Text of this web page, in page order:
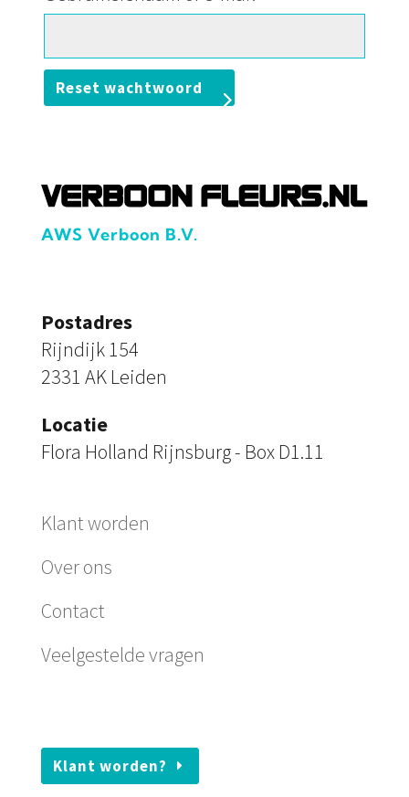
Reset wachtwoord
AWS Verboon B.V.
Postadres
Rijndijk 154
2331 AK Leiden
Locatie
Flora Holland Rijnsburg - Box D1.11
Klant worden
Over ons
Contact
Veelgestelde vragen
Klant worden?